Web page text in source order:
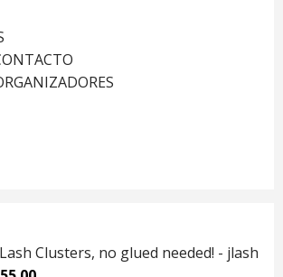
Clusters, no glued needed! - jlash